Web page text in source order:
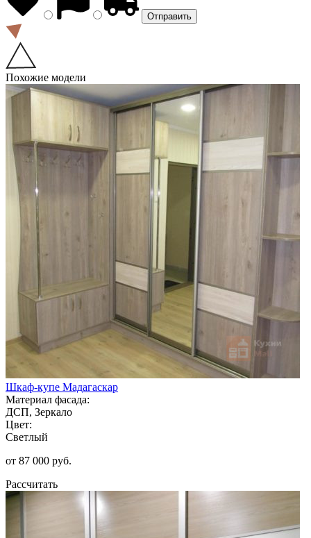
Похожие модели
Шкаф-купе Мадагаскар
Материал фасада:
ДСП, Зеркало
Цвет:
Светлый
от 87 000 руб.
Рассчитать